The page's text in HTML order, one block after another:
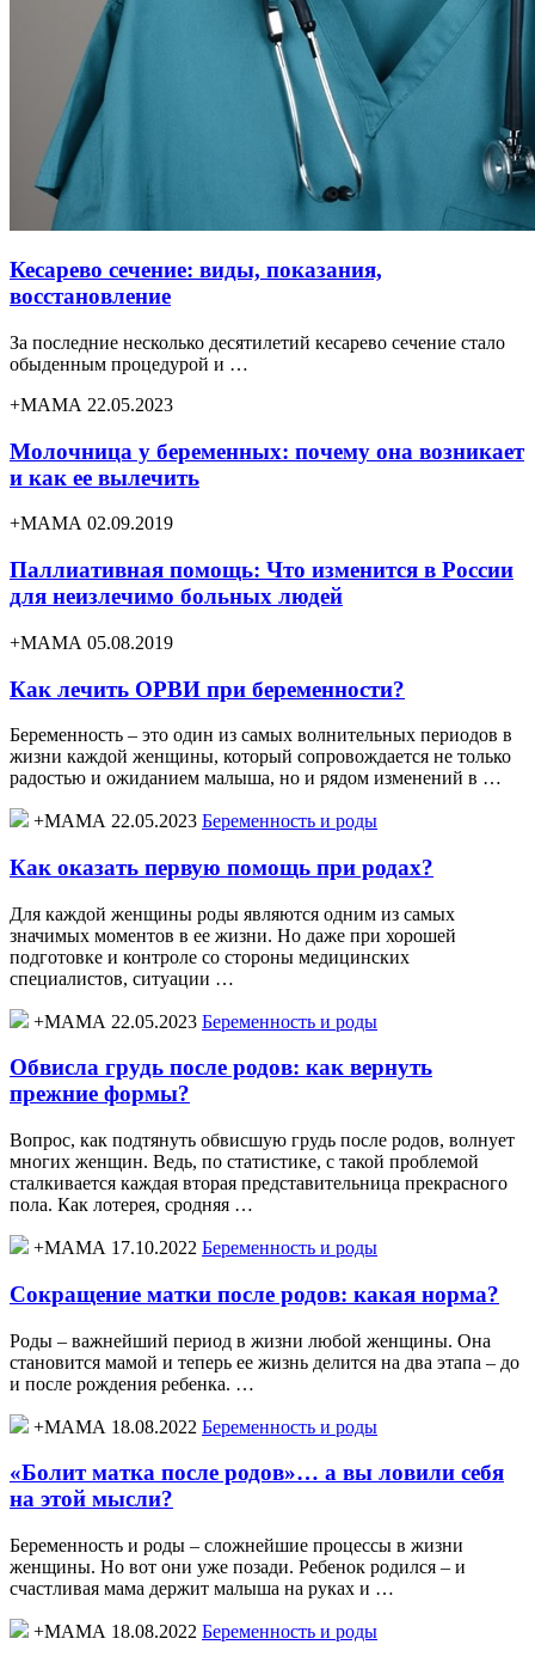
Кесарево сечение: виды, показания,
восстановление
За последние несколько десятилетий кесарево сечение стало
обыденным процедурой и …
+МАМА 22.05.2023
Молочница у беременных: почему она возникает
и как ее вылечить
+МАМА 02.09.2019
Паллиативная помощь: Что изменится в России
для неизлечимо больных людей
+МАМА 05.08.2019
Как лечить ОРВИ при беременности?
Беременность – это один из самых волнительных периодов в
жизни каждой женщины, который сопровождается не только
радостью и ожиданием малыша, но и рядом изменений в …
+МАМА 22.05.2023 Беременность и роды
Как оказать первую помощь при родах?
Для каждой женщины роды являются одним из самых
значимых моментов в ее жизни. Но даже при хорошей
подготовке и контроле со стороны медицинских
специалистов, ситуации …
+МАМА 22.05.2023 Беременность и роды
Обвисла грудь после родов: как вернуть
прежние формы?
Вопрос, как подтянуть обвисшую грудь после родов, волнует
многих женщин. Ведь, по статистике, с такой проблемой
сталкивается каждая вторая представительница прекрасного
пола. Как лотерея, сродняя …
+МАМА 17.10.2022 Беременность и роды
Сокращение матки после родов: какая норма?
Роды – важнейший период в жизни любой женщины. Она
становится мамой и теперь ее жизнь делится на два этапа – до
и после рождения ребенка. …
+МАМА 18.08.2022 Беременность и роды
«Болит матка после родов»… а вы ловили себя
на этой мысли?
Беременность и роды – сложнейшие процессы в жизни
женщины. Но вот они уже позади. Ребенок родился – и
счастливая мама держит малыша на руках и …
+МАМА 18.08.2022 Беременность и роды